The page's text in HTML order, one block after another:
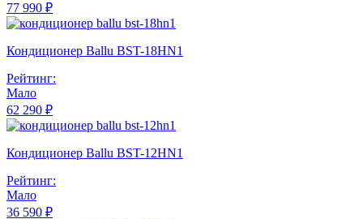
77 990 ₽
Кондиционер Ballu BST-18HN1
Рейтинг:
Мало
62 290 ₽
Кондиционер Ballu BST-12HN1
Рейтинг:
Мало
36 590 ₽